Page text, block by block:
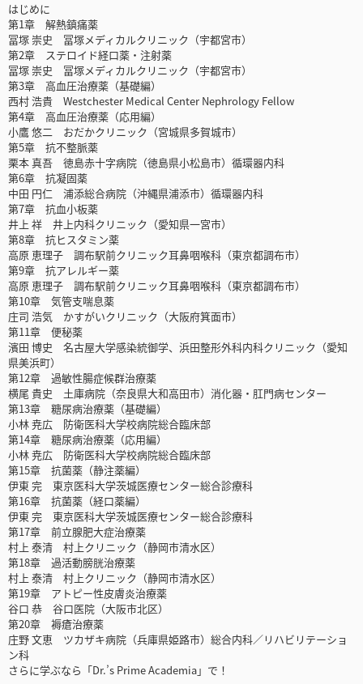
はじめに
第1章 解熱鎮痛薬
冨塚 崇史 冨塚メディカルクリニック（宇都宮市）
第2章 ステロイド経口薬・注射薬
冨塚 崇史 冨塚メディカルクリニック（宇都宮市）
第3章 高血圧治療薬（基礎編）
西村 浩貴 Westchester Medical Center Nephrology Fellow
第4章 高血圧治療薬（応用編）
小鷹 悠二 おだかクリニック（宮城県多賀城市）
第5章 抗不整脈薬
栗本 真吾 徳島赤十字病院（徳島県小松島市）循環器内科
第6章 抗凝固薬
中田 円仁 浦添総合病院（沖縄県浦添市）循環器内科
第7章 抗血小板薬
井上 祥 井上内科クリニック（愛知県一宮市）
第8章 抗ヒスタミン薬
高原 恵理子 調布駅前クリニック耳鼻咽喉科（東京都調布市）
第9章 抗アレルギー薬
高原 恵理子 調布駅前クリニック耳鼻咽喉科（東京都調布市）
第10章 気管支喘息薬
庄司 浩気 かすがいクリニック（大阪府箕面市）
第11章 便秘薬
濱田 博史 名古屋大学感染統御学、浜田整形外科内科クリニック（愛知
県美浜町）
第12章 過敏性腸症候群治療薬
横尾 貴史 土庫病院（奈良県大和高田市）消化器・肛門病センター
第13章 糖尿病治療薬（基礎編）
小林 尭広 防衛医科大学校病院総合臨床部
第14章 糖尿病治療薬（応用編）
小林 尭広 防衛医科大学校病院総合臨床部
第15章 抗菌薬（静注薬編）
伊東 完 東京医科大学茨城医療センター総合診療科
第16章 抗菌薬（経口薬編）
伊東 完 東京医科大学茨城医療センター総合診療科
第17章 前立腺肥大症治療薬
村上 泰清 村上クリニック（静岡市清水区）
第18章 過活動膀胱治療薬
村上 泰清 村上クリニック（静岡市清水区）
第19章 アトピー性皮膚炎治療薬
谷口 恭 谷口医院（大阪市北区）
第20章 褥瘡治療薬
庄野 文恵 ツカザキ病院（兵庫県姫路市）総合内科／リハビリテーショ
ン科
さらに学ぶなら「Dr.’s Prime Academia」で！